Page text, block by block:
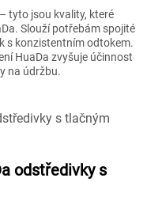
tyto jsou kvality, které
Slouží potřebám spojité
s konzistentním odtokem.
HuaDa zvyšuje účinnost
na údržbu.
odstředivky s